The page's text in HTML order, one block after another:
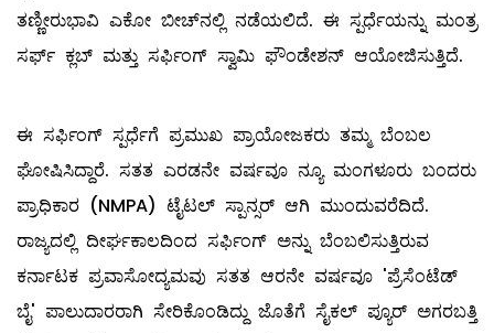
ತಣ್ಣೀರುಭಾವಿ ಎಕೋ ಬೀಚ್‌ನಲ್ಲಿ ನಡೆಯಲಿದೆ. ಈ ಸ್ಪರ್ಧೆಯನ್ನು ಮಂತ್ರ
ಸರ್ಫ್ ಕ್ಲಬ್ ಮತ್ತು ಸರ್ಫಿಂಗ್ ಸ್ವಾಮಿ ಫೌಂಡೇಶನ್ ಆಯೋಜಿಸುತ್ತಿದೆ.
ಈ ಸರ್ಫಿಂಗ್ ಸ್ಪರ್ಧೆಗೆ ಪ್ರಮುಖ ಪ್ರಾಯೋಜಕರು ತಮ್ಮ ಬೆಂಬಲ
ಘೋಷಿಸಿದ್ದಾರೆ. ಸತತ ಎರಡನೇ ವರ್ಷವೂ ನ್ಯೂ ಮಂಗಳೂರು ಬಂದರು
ಪ್ರಾಧಿಕಾರ (NMPA) ಟೈಟಲ್ ಸ್ಪಾನ್ಸರ್ ಆಗಿ ಮುಂದುವರೆದಿದೆ.
ರಾಜ್ಯದಲ್ಲಿ ದೀರ್ಘಕಾಲದಿಂದ ಸರ್ಫಿಂಗ್ ಅನ್ನು ಬೆಂಬಲಿಸುತ್ತಿರುವ
ಕರ್ನಾಟಕ ಪ್ರವಾಸೋದ್ಯಮವು ಸತತ ಆರನೇ ವರ್ಷವೂ 'ಪ್ರೆಸೆಂಟೆಡ್
ಬೈ' ಪಾಲುದಾರರಾಗಿ ಸೇರಿಕೊಂಡಿದ್ದು ಜೊತೆಗೆ ಸೈಕಲ್ ಪ್ಯೂರ್ ಅಗರಬತ್ತಿ